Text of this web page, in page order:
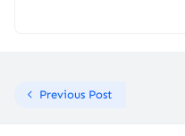
Previous Post